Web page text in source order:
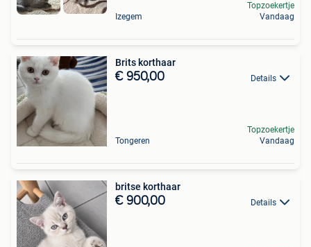
Izegem
Topzoekertje
Vandaag
Brits korthaar
€ 950,00 Details
Tongeren
Topzoekertje
Vandaag
britse korthaar
€ 900,00 Details